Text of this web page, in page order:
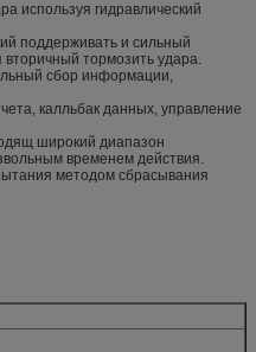
используя гидравлический
поддерживать и сильный
тормозить удара.
сбор информации,
калльбак данных, управление
широкий диапазон
временем действия.
методом сбрасывания